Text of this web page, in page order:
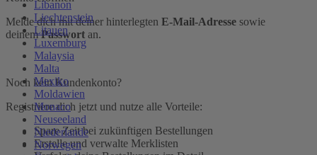
Libanon
Liechtenstein
Litauen
Luxemburg
Malaysia
Malta
Mexiko
Moldawien
Monaco
Neuseeland
Niederlande
Norwegen
Melde dich mit deiner hinterlegten E-Mail-Adresse sowie
deinemPasswort an.
Noch kein Kundenkonto?
Registriere dich jetzt und nutze alle Vorteile:
Spare Zeit bei zukünftigen Bestellungen
Erstelle und verwalte Merklisten